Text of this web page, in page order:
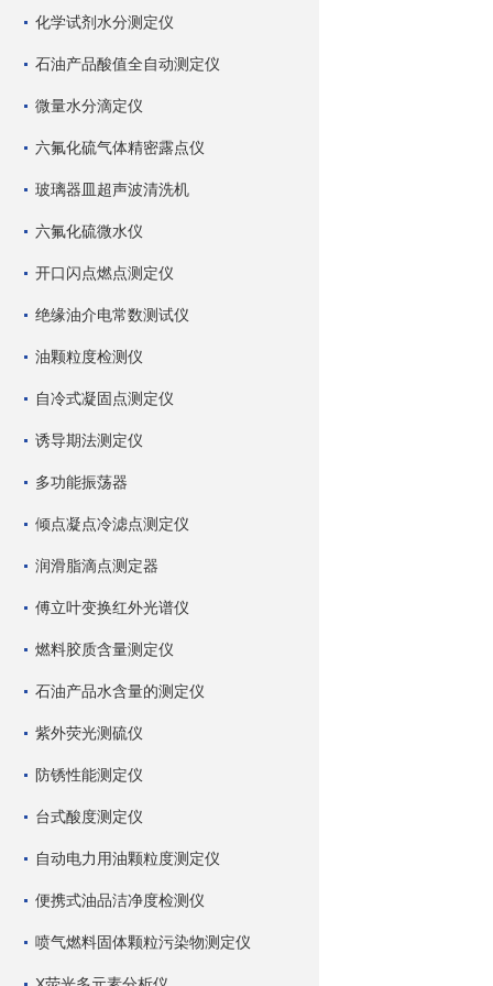
化学试剂水分测定仪
石油产品酸值全自动测定仪
微量水分滴定仪
六氟化硫气体精密露点仪
玻璃器皿超声波清洗机
六氟化硫微水仪
开口闪点燃点测定仪
绝缘油介电常数测试仪
油颗粒度检测仪
自冷式凝固点测定仪
诱导期法测定仪
多功能振荡器
倾点凝点冷滤点测定仪
润滑脂滴点测定器
傅立叶变换红外光谱仪
燃料胶质含量测定仪
石油产品水含量的测定仪
紫外荧光测硫仪
防锈性能测定仪
台式酸度测定仪
自动电力用油颗粒度测定仪
便携式油品洁净度检测仪
喷气燃料固体颗粒污染物测定仪